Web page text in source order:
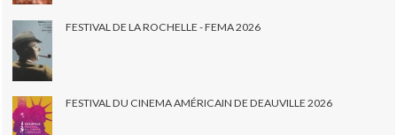
FESTIVAL DE LA ROCHELLE - FEMA 2026
FESTIVAL DU CINEMA AMÉRICAIN DE DEAUVILLE 2026